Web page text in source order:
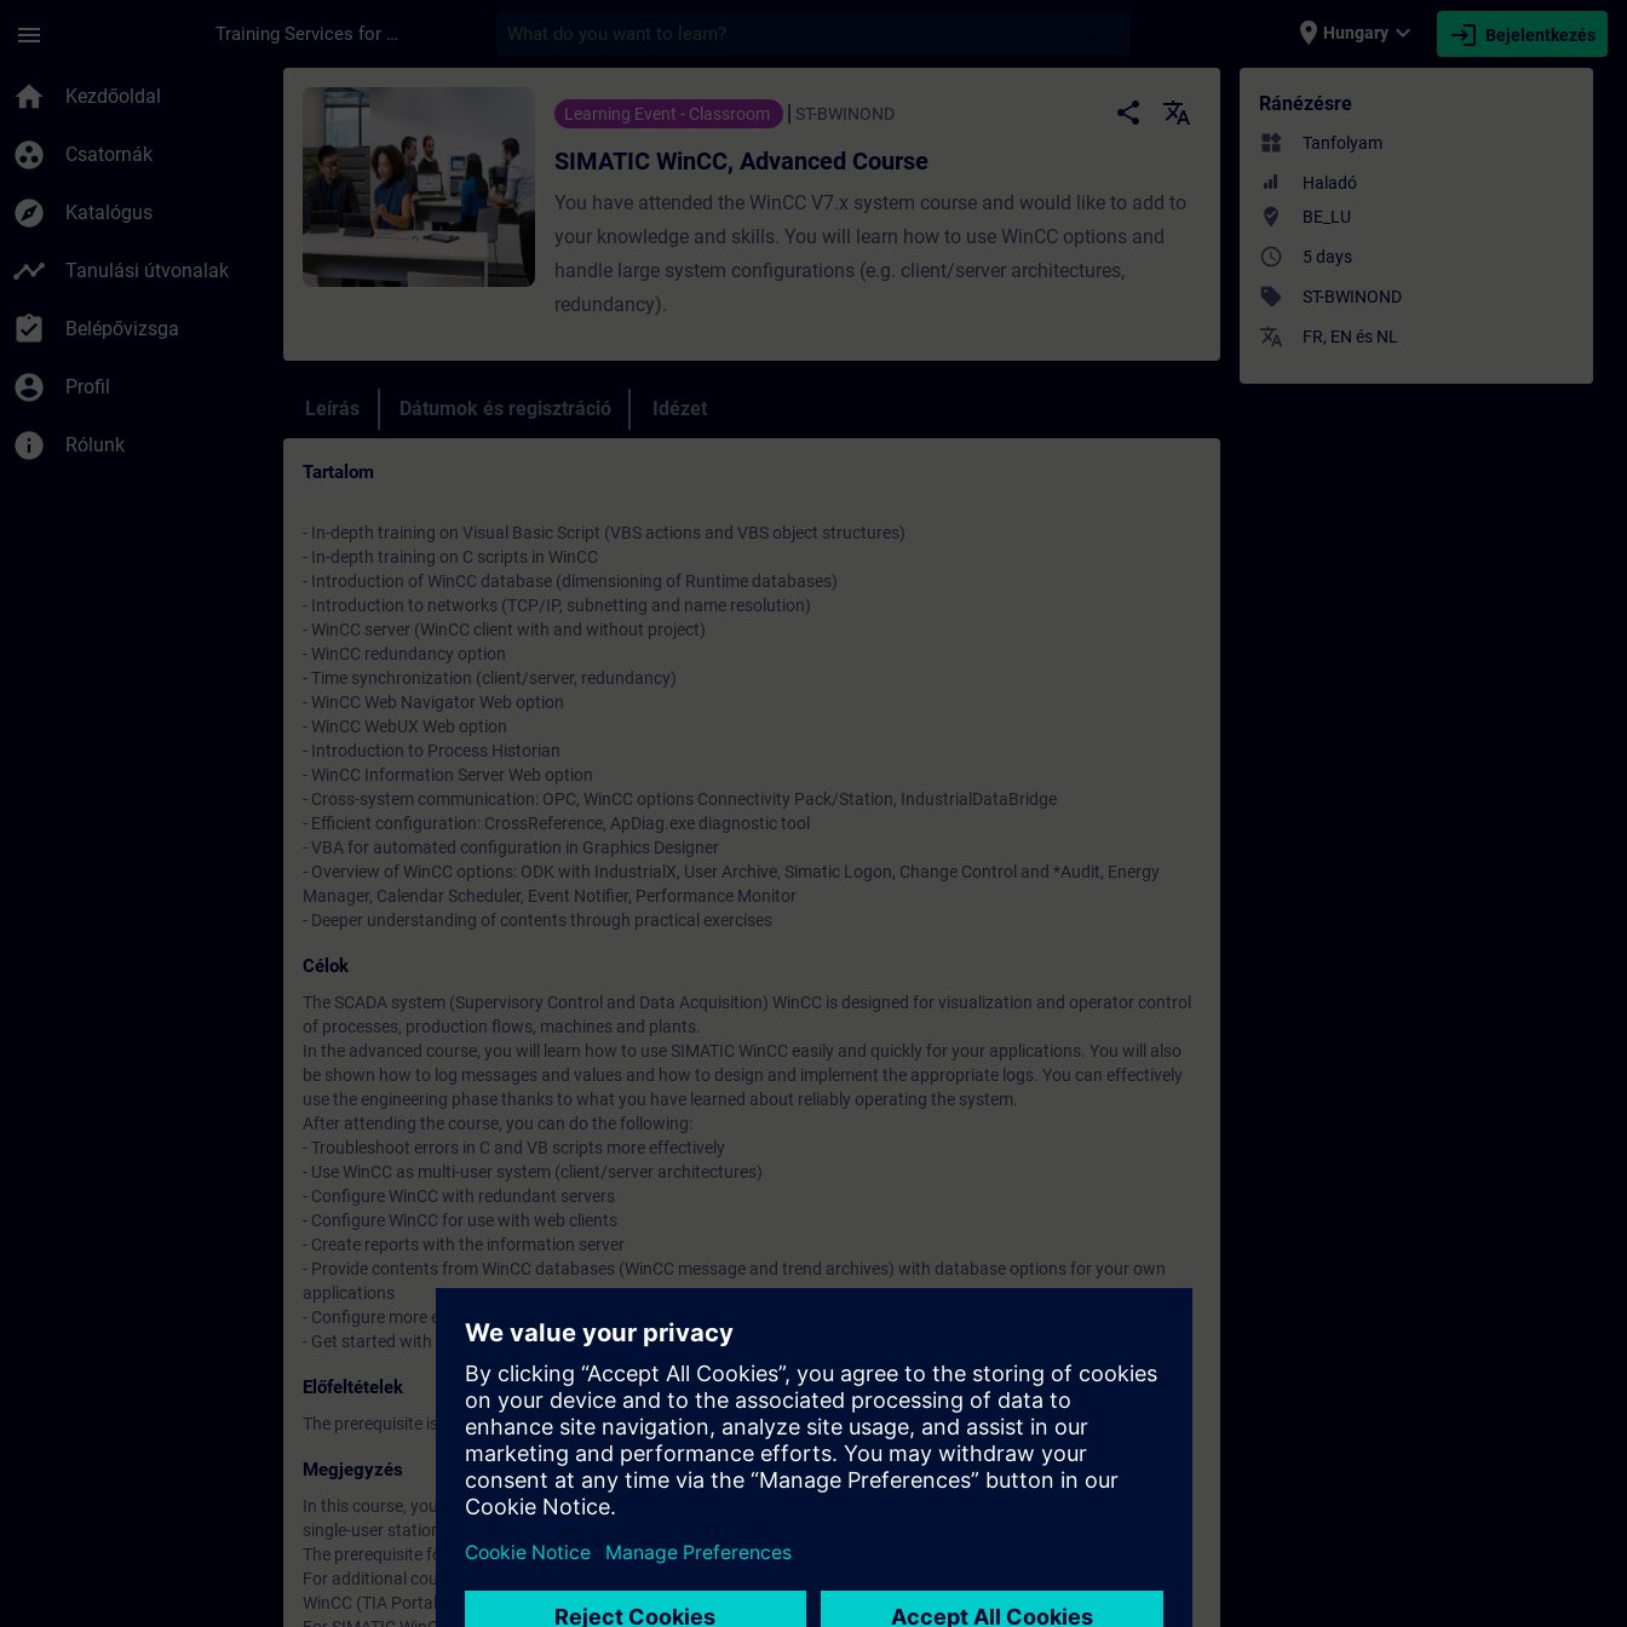
menu Training Services for Digital Industries place Hungary expand_more login Bejelentkezés
home Kezdőoldal
group_work Csatornák
explore Katalógus
timeline Tanulási útvonalak
assignment_turned_in Belépővizsga
account_circle Profil
info Rólunk
Tanfolyam - SIMATIC WinCC, Advanced Course - Képzés - Képzés - Szakmai fejlődés | SITRAIN
Learning Event - Classroom ST-BWINOND share
translate
SIMATIC WinCC, Advanced Course
You have attended the WinCC V7.x system course and would like to add to
your knowledge and skills. You will learn how to use WinCC options and
handle large system configurations (e.g. client/server architectures,
redundancy).
Leírás Dátumok és regisztráció Idézet
Tartalom
- In-depth training on Visual Basic Script (VBS actions and VBS object structures)
- In-depth training on C scripts in WinCC
- Introduction of WinCC database (dimensioning of Runtime databases)
- Introduction to networks (TCP/IP, subnetting and name resolution)
- WinCC server (WinCC client with and without project)
- WinCC redundancy option
- Time synchronization (client/server, redundancy)
- WinCC Web Navigator Web option
- WinCC WebUX Web option
- Introduction to Process Historian
- WinCC Information Server Web option
- Cross-system communication: OPC, WinCC options Connectivity Pack/Station, IndustrialDataBridge
- Efficient configuration: CrossReference, ApDiag.exe diagnostic tool
- VBA for automated configuration in Graphics Designer
- Overview of WinCC options: ODK with IndustrialX, User Archive, Simatic Logon, Change Control and *Audit, Energy
Manager, Calendar Scheduler, Event Notifier, Performance Monitor
- Deeper understanding of contents through practical exercises
Célok
The SCADA system (Supervisory Control and Data Acquisition) WinCC is designed for visualization and operator control
of processes, production flows, machines and plants.
In the advanced course, you will learn how to use SIMATIC WinCC easily and quickly for your applications. You will also
be shown how to log messages and values and how to design and implement the appropriate logs. You can effectively
use the engineering phase thanks to what you have learned about reliably operating the system.
After attending the course, you can do the following:
- Troubleshoot errors in C and VB scripts more effectively
- Use WinCC as multi-user system (client/server architectures)
- Configure WinCC with redundant servers
- Configure WinCC for use with web clients
- Create reports with the information server
- Provide contents from WinCC databases (WinCC message and trend archives) with database options for your own
applications
- Configure more efficiently
- Get started with automated configuring
Előfeltételek
The prerequisite is attendance of the course SIMATIC WinCC, System Course (ST-BWINCCS) or equivalent knowledge.
Megjegyzés
In this course, you will work with the SIMATIC WinCC V7.x (SCADA system). In the course, you will work with a WinCC
single-user station. This communicates with a SIMATIC S7-300 and an S7-1500 (with PLCSIM Advanced).
The prerequisite for this course is the basic WinCC course, ST-BWINCCS.
For additional courses on SIMATIC WinCC V7.x, visit our Learning Path "SIMATIC WinCC V7.x".
WinCC (TIA Portal) is divided generally into the machine-level area and SCADA systems.
Ránézésre
widgets Tanfolyam
Haladó
where_to_vote BE_LU
access_time 5 days
sell ST-BWINOND
translate FR, EN és NL